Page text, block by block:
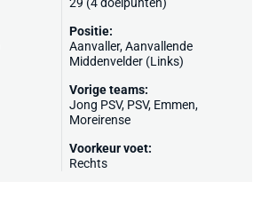
Positie:
Aanvaller, Aanvallende
Middenvelder (Links)
Vorige teams:
Jong PSV, PSV, Emmen,
Moreirense
Voorkeur voet:
Rechts